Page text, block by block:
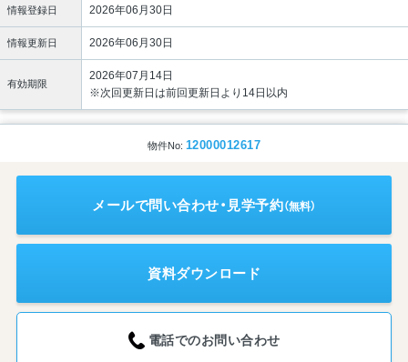
情報登録日 2026年06月30日
情報更新日 2026年06月30日
有効期限
2026年07月14日
※次回更新日は前回更新日より14日以内
物件No: 12000012617
メールで問い合わせ・見学予約（無料）
資料ダウンロード
電話でのお問い合わせ